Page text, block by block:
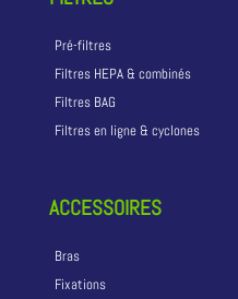
Pré-filtres
Filtres HEPA & combinés
Filtres BAG
Filtres en ligne & cyclones
ACCESSOIRES
Bras
Fixations